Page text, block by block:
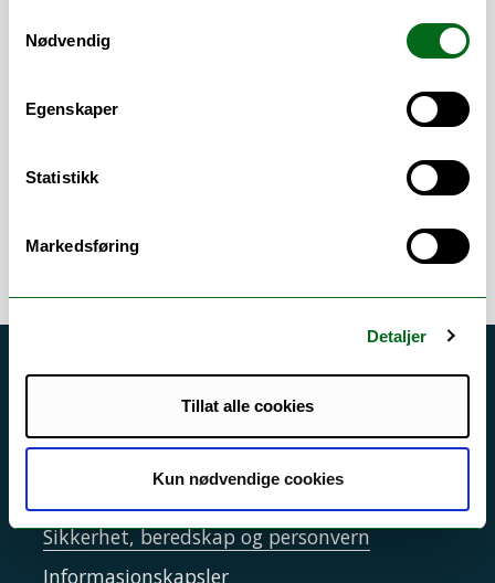
Nødvendig
Egenskaper
Statistikk
Markedsføring
Detaljer
Tillat alle cookies
Kun nødvendige cookies
Arbeidsområder
Attester
Studieadministrasjon
Akutt hjelp
Driftsmeldinger
Sikkerhet, beredskap og personvern
Informasjonskapsler